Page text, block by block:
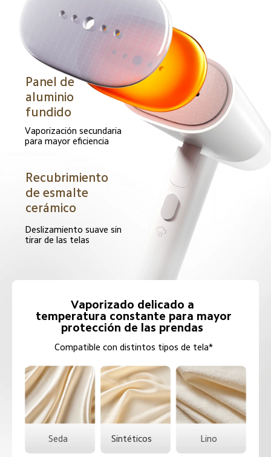
Panel de
aluminio
fundido
Vaporización secundaria
para mayor eficiencia
Recubrimiento
de esmalte
cerámico
Deslizamiento suave sin
tirar de las telas
Vaporizado delicado a
temperatura constante para mayor
protección de las prendas
Compatible con distintos tipos de tela*
Seda Sintéticos Lino